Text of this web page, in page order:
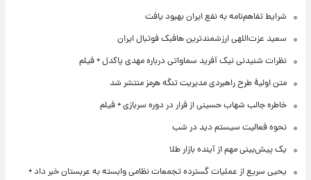
شرایط تفاهم‌نامه به نفع ایران بهبود یافت
سعید عزت‌اللهی ارزشمندترین هافبک فوتبال ایران
نظرات شنیدنی نیک آفرید سماواتی درباره مهدی پاکدل + فیلم
متن اولیۀ طرح راهبردی مدیریت تنگه هرمز منتشر شد
خاطره جالب شهاب حسینی از فرار در دوره سربازی + فیلم
نحوه فعالیت سیستم دید در شب
یک پیش‌بینی مهم از آینده بازار طلا
یحیی سریع از عملیات گسترده تجمعات نظامی وابسته به عربستان خبر داد +